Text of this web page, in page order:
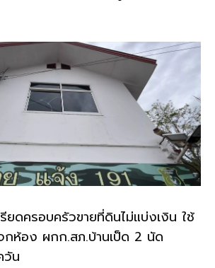
ยดครอบครัวขายที่ดินไม่แบ่งเงิน ใช้
ห้อง ผกก.สภ.บ้านเป็ด 2 นัด
วัน